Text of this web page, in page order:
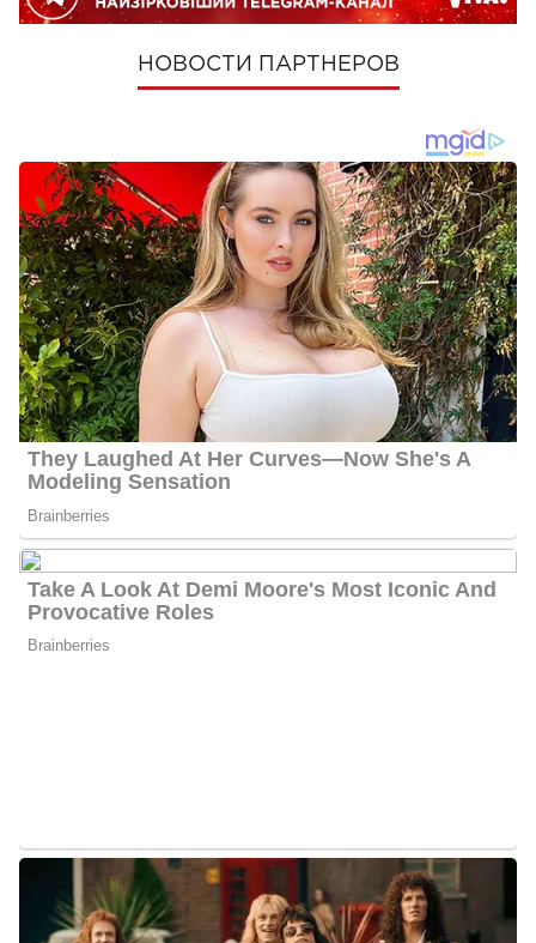
НОВОСТИ ПАРТНЕРОВ